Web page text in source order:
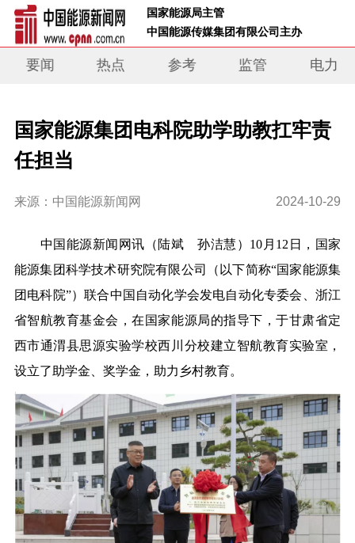
国家能源局主管
中国能源传媒集团有限公司主办
要闻 热点 参考 监管 电力
国家能源集团电科院助学助教扛牢责
任担当
来源：中国能源新闻网 2024-10-29
中国能源新闻网讯（陆斌 孙洁慧）10月12日，国家
能源集团科学技术研究院有限公司（以下简称“国家能源集
团电科院”）联合中国自动化学会发电自动化专委会、浙江
省智航教育基金会，在国家能源局的指导下，于甘肃省定
西市通渭县思源实验学校西川分校建立智航教育实验室，
设立了助学金、奖学金，助力乡村教育。